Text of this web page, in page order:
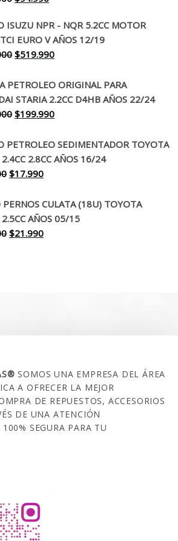
original
era:
$130.000.
actual
es:
$94.990.
ISUZU NPR - NQR 5.2CC MOTOR
EURO V AÑOS 12/19
El
original
era:
$650.000.
$519.990El
actual
es:
$519.990.
PETROLEO ORIGINAL PARA
STARIA 2.2CC D4HB AÑOS 22/24
El
original
era:
$260.000.
$199.990El
actual
es:
PETROLEO SEDIMENTADOR TOYOTA
2.8CC AÑOS 16/24
El
original
era:
$30.000.
$17.990El
actual
es:
$17.990.
PERNOS CULATA (18U) TOYOTA
AÑOS 05/15
El
$21.990El
SOMOS UNA EMPRESA DEL ÁREA
A OFRECER LA MEJOR
DE REPUESTOS, ACCESORIOS
DE UNA ATENCIÓN
SEGURA PARA TU